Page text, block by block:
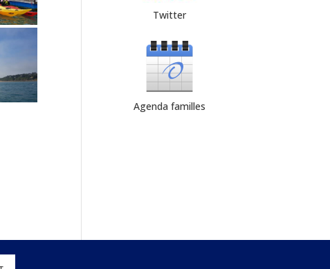
Twitter
Agenda familles